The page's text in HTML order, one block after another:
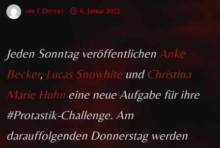
von F.Drewes 6. Januar 2022
Jeden Sonntag veröffentlichenAnke
Becker, Lucas Snowhiteund Christina
Marie Huhn eine neue Aufgabe für ihre
#Protastik-Challenge. Am
darauffolgenden Donnerstag werden